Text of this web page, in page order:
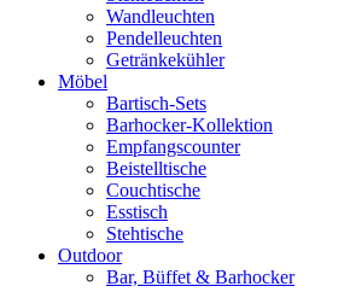
Wandleuchten
Pendelleuchten
Getränkekühler
Möbel
Bartisch-Sets
Barhocker-Kollektion
Empfangscounter
Beistelltische
Couchtische
Esstisch
Stehtische
Outdoor
Bar, Büffet & Barhocker